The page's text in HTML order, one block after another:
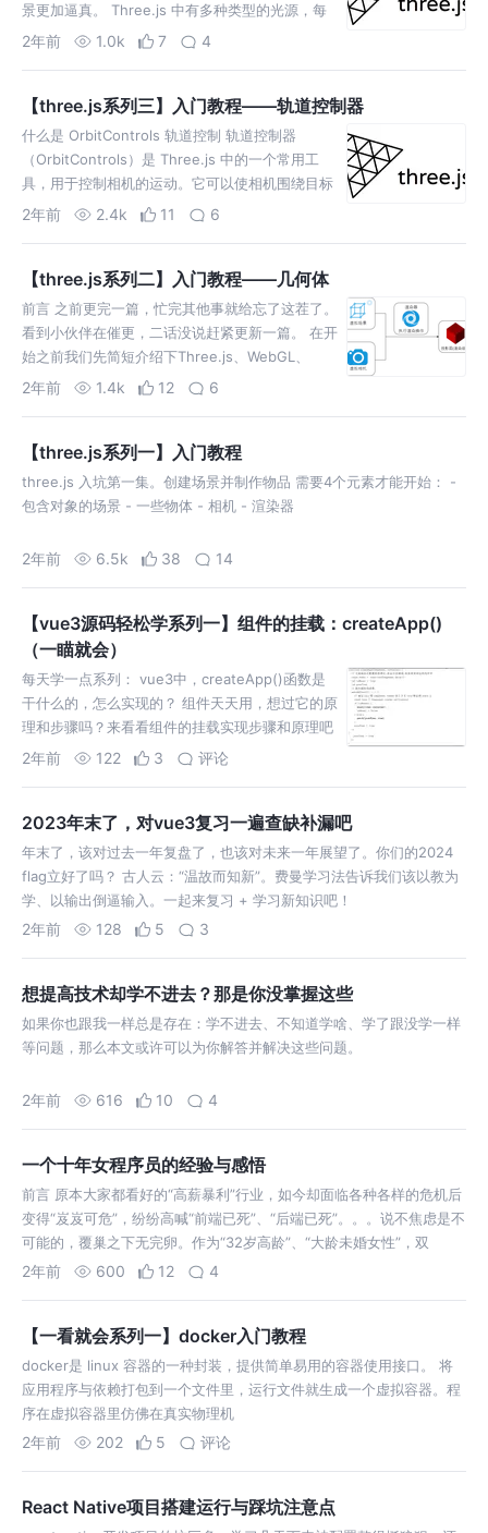
景更加逼真。 Three.js 中有多种类型的光源，每
种类型都有其独特的光照效果。以下是一
2年前 1.0k 7 4
【three.js系列三】入门教程——轨道控制器
什么是 OrbitControls 轨道控制 轨道控制器
（OrbitControls）是 Three.js 中的一个常用工
具，用于控制相机的运动。它可以使相机围绕目标
物体进行旋转、缩放和平移操作，就像
2年前 2.4k 11 6
【three.js系列二】入门教程——几何体
前言 之前更完一篇，忙完其他事就给忘了这茬了。
看到小伙伴在催更，二话没说赶紧更新一篇。 在开
始之前我们先简短介绍下Three.js、WebGL、
Canvas三者是什么及它们之间的关系： 什么是
2年前 1.4k 12 6
【three.js系列一】入门教程
three.js 入坑第一集。创建场景并制作物品 需要4个元素才能开始： -
包含对象的场景 - 一些物体 - 相机 - 渲染器
2年前 6.5k 38 14
【vue3源码轻松学系列一】组件的挂载：createApp()
（一瞄就会）
每天学一点系列： vue3中，createApp()函数是
干什么的，怎么实现的？ 组件天天用，想过它的原
理和步骤吗？来看看组件的挂载实现步骤和原理吧
~
2年前 122 3 评论
2023年末了，对vue3复习一遍查缺补漏吧
年末了，该对过去一年复盘了，也该对未来一年展望了。你们的2024
flag立好了吗？ 古人云：“温故而知新”。费曼学习法告诉我们该以教为
学、以输出倒逼输入。一起来复习 + 学习新知识吧！
2年前 128 5 3
想提高技术却学不进去？那是你没掌握这些
如果你也跟我一样总是存在：学不进去、不知道学啥、学了跟没学一样
等问题，那么本文或许可以为你解答并解决这些问题。
2年前 616 10 4
一个十年女程序员的经验与感悟
前言 原本大家都看好的“高薪暴利”行业，如今却面临各种各样的危机后
变得“岌岌可危”，纷纷高喊“前端已死”、“后端已死”。。。说不焦虑是不
可能的，覆巢之下无完卵。作为“32岁高龄”、“大龄未婚女性”，双
2年前 600 12 4
【一看就会系列一】docker入门教程
docker是 linux 容器的一种封装，提供简单易用的容器使用接口。 将
应用程序与依赖打包到一个文件里，运行文件就生成一个虚拟容器。程
序在虚拟容器里仿佛在真实物理机
2年前 202 5 评论
React Native项目搭建运行与踩坑注意点